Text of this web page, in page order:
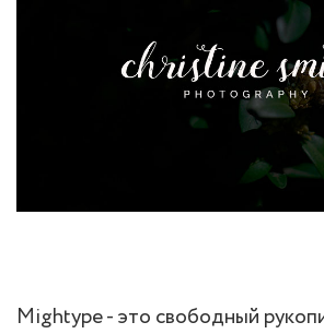
Mightype - это свободный